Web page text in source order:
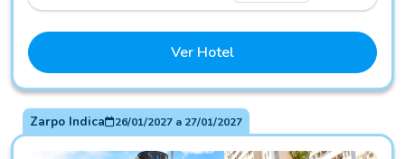
Ver Hotel
Zarpo Indica 26/01/2027a 27/01/2027